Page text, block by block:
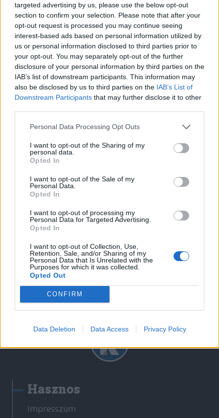
targeted advertising by us, please use the below opt-out
section to confirm your selection. Please note that after your
opt-out request is processed you may continue seeing
interest-based ads based on personal information utilized by
us or personal information disclosed to third parties prior to
your opt-out. You may separately opt-out of the further
disclosure of your personal information by third parties on the
IAB’s list of downstream participants. This information may
also be disclosed by us to third parties on the IAB’s List of
Downstream Participants that may further disclose it to other
Personal Data Processing Opt Outs
I want to opt-out of the Sharing of my
personal data.
Opted In
I want to opt-out of the Sale of my
Personal Data.
Opted In
I want to opt-out of processing my
Personal Data for Targeted Advertising.
Opted In
I want to opt-out of Collection, Use,
Retention, Sale, and/or Sharing of my
Personal Data that Is Unrelated with the
Purposes for which it was collected.
Opted Out
CONFIRM
Data Deletion Data Access Privacy Policy
A Sebes-Körösbe esett nagyváradi
nőt mentettek ki a rendőrök
Korábbi cikkek betöltése
Hasznos
Impresszum